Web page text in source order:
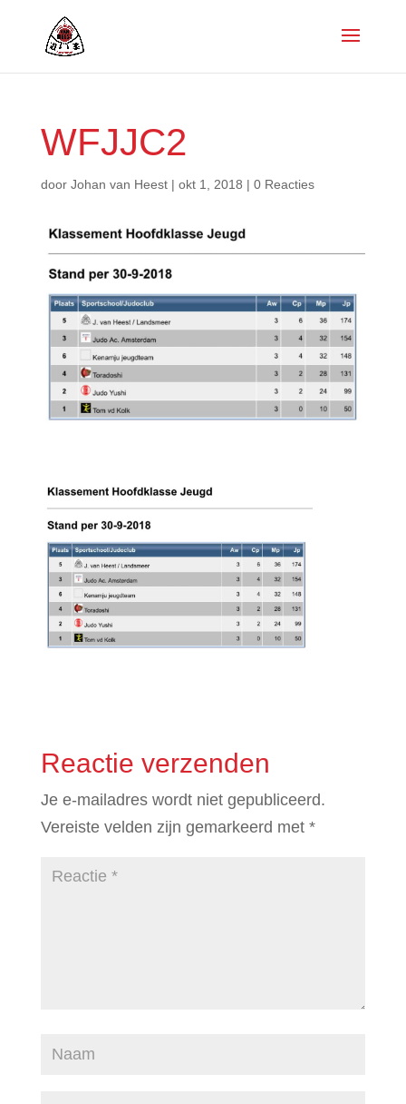
WFJJC2
door Johan van Heest| okt 1, 2018 | 0 Reacties
Reactie verzenden
Je e-mailadres wordt niet gepubliceerd.
Vereiste velden zijn gemarkeerd met *